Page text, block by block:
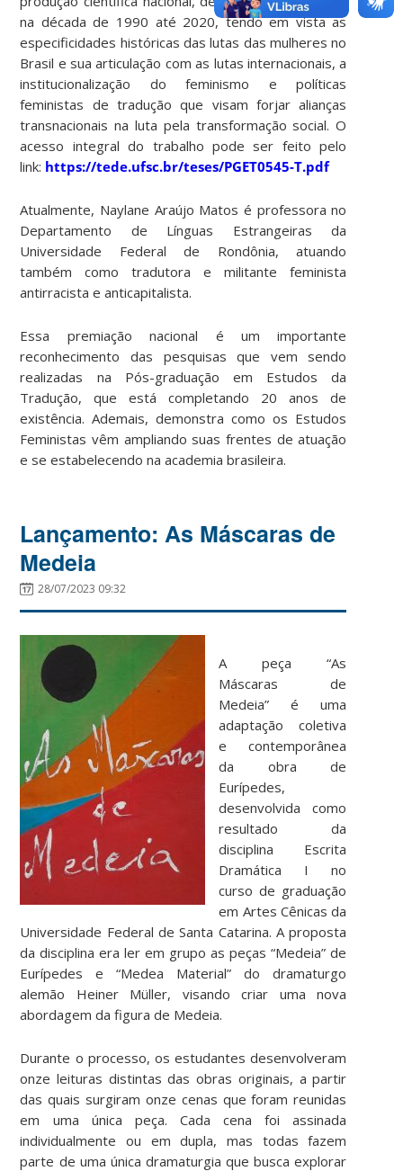
na década de 1990 até 2020, tendo em vista as
especificidades históricas das lutas das mulheres no
Brasil e sua articulação com as lutas internacionais, a
institucionalização do feminismo e políticas
feministas de tradução que visam forjar alianças
transnacionais na luta pela transformação social. O
acesso integral do trabalho pode ser feito pelo
link: https://tede.ufsc.br/teses/PGET0545-T.pdf
Atualmente, Naylane Araújo Matos é professora no
Departamento de Línguas Estrangeiras da
Universidade Federal de Rondônia, atuando
também como tradutora e militante feminista
antirracista e anticapitalista.
Essa premiação nacional é um importante
reconhecimento das pesquisas que vem sendo
realizadas na Pós-graduação em Estudos da
Tradução, que está completando 20 anos de
existência. Ademais, demonstra como os Estudos
Feministas vêm ampliando suas frentes de atuação
e se estabelecendo na academia brasileira.
Lançamento: As Máscaras de
Medeia
28/07/2023 09:32
A peça “As
Máscaras de
Medeia” é uma
adaptação coletiva
e contemporânea
da obra de
Eurípedes,
desenvolvida como
resultado da
disciplina Escrita
Dramática I no
curso de graduação
em Artes Cênicas da
Universidade Federal de Santa Catarina. A proposta
da disciplina era ler em grupo as peças “Medeia” de
Eurípedes e “Medea Material” do dramaturgo
alemão Heiner Müller, visando criar uma nova
abordagem da figura de Medeia.
Durante o processo, os estudantes desenvolveram
onze leituras distintas das obras originais, a partir
das quais surgiram onze cenas que foram reunidas
em uma única peça. Cada cena foi assinada
individualmente ou em dupla, mas todas fazem
parte de uma única dramaturgia que busca explorar